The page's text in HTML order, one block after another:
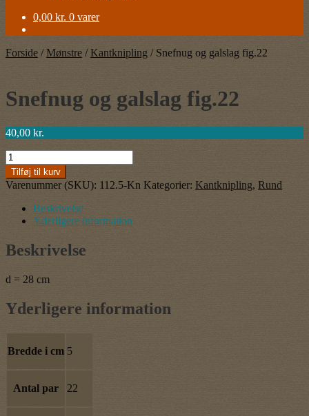
0,00 kr. 0 varer
Forside /Mønstre /Kantknipling / Snefnug og galslag fig.22
Snefnug og galslag fig.22
40,00 kr.
Snefnug
og
galslag
fig.22
antal
Tilføj til kurv
Varenummer (SKU): 112.5-Kn Kategorier: Kantknipling, Rund
Beskrivelse
Yderligere information
Beskrivelse
d = 28 cm
Yderligere information
Bredde i cm 5
Antal par 22